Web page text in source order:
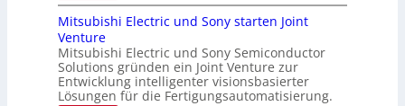
n
g
s
-
u
i
m
e
r
s
S
e
n
a
r
t
n
m
m
t
p
t
k
-
K
u
r
Mitsubishi Electric und Sony starten Joint
Venture
Mitsubishi Electric und Sony Semiconductor
Solutions gründen ein Joint Venture zur
Entwicklung intelligenter visionsbasierter
Lösungen für die Fertigungsautomatisierung.